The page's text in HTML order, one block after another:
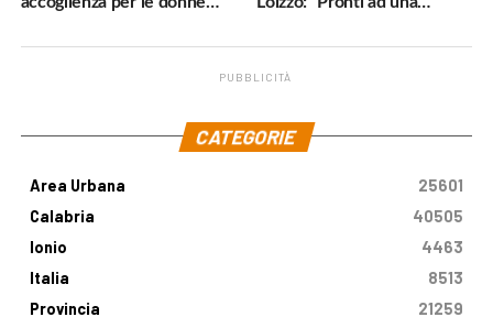
Terapie Digitali”
PUBBLICITÀ
CATEGORIE
Area Urbana
25601
Calabria
40505
Ionio
4463
Italia
8513
Provincia
21259